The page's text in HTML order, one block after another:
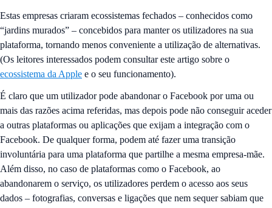
Estas empresas criaram ecossistemas fechados – conhecidos como
“jardins murados” – concebidos para manter os utilizadores na sua
plataforma, tornando menos conveniente a utilização de alternativas.
(Os leitores interessados podem consultar este artigo sobre o
ecossistema da Apple e o seu funcionamento).
É claro que um utilizador pode abandonar o Facebook por uma ou
mais das razões acima referidas, mas depois pode não conseguir aceder
a outras plataformas ou aplicações que exijam a integração com o
Facebook. De qualquer forma, podem até fazer uma transição
involuntária para uma plataforma que partilhe a mesma empresa-mãe.
Além disso, no caso de plataformas como o Facebook, ao
abandonarem o serviço, os utilizadores perdem o acesso aos seus
dados – fotografias, conversas e ligações que nem sequer sabiam que